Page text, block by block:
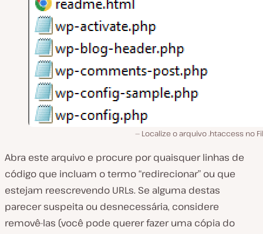
Localize o arquivo .htaccess no
Abra este arquivo e procure por quaisquer linhas de
código que incluam o termo “redirecionar” ou que
estejam reescrevendo URLs. Se alguma destas
parecer suspeita ou desnecessária, considere
removê-las (você pode querer fazer uma cópia do